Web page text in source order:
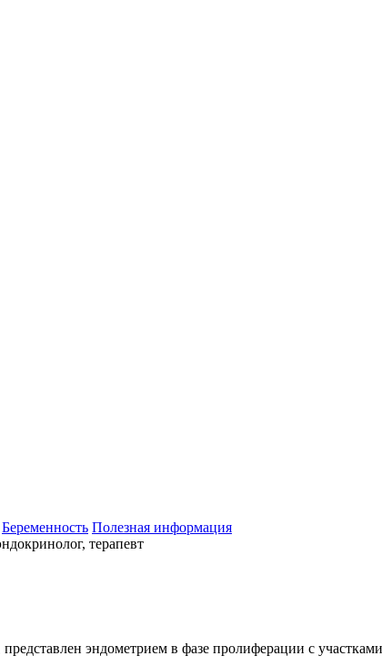
Беременность Полезная информация
терапевт
эндометрием в фазе пролиферации с